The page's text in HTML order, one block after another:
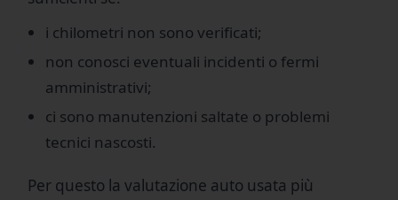
i chilometri non sono verificati;
non conosci eventuali incidenti o fermi
amministrativi;
ci sono manutenzioni saltate o problemi
tecnici nascosti.
Per questo la valutazione auto usata più